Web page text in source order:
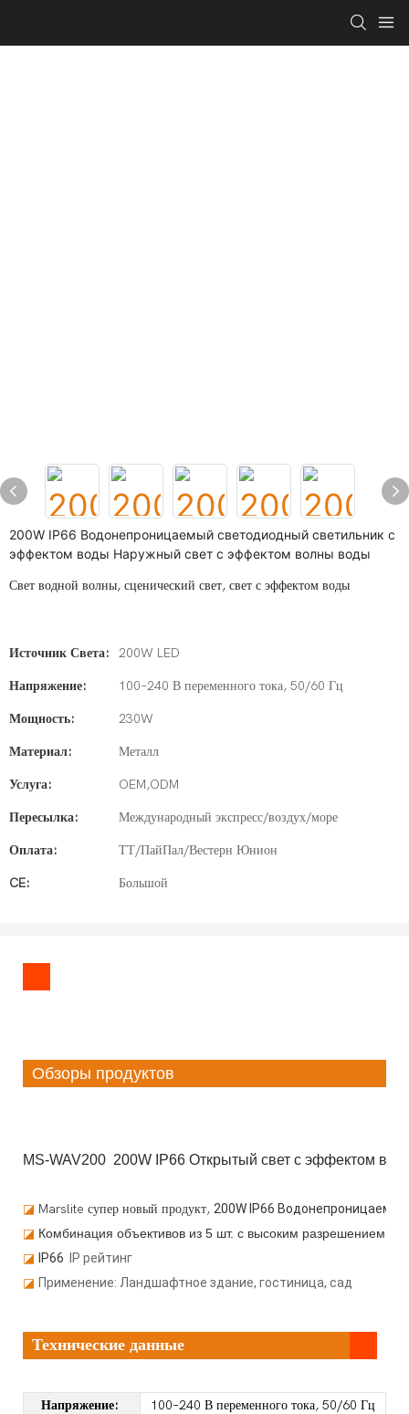
200W IP66 Водонепроницаемый светодиодный светильник с
эффектом воды Наружный свет с эффектом волны воды
Свет водной волны, сценический свет, свет с эффектом воды
Источник Света: 200W LED
Напряжение: 100–240 В переменного тока, 50/60 Гц
Мощность: 230W
Материал: Металл
Услуга: OEM,ODM
Пересылка: Международный экспресс/воздух/море
Оплата: ТТ/ПайПал/Вестерн Юнион
CE: Большой
Обзоры продуктов
MS-WAV200 200W IP66 Открытый свет с эффектом
◪ Marslite супер новый продукт, 200W IP66
◪ Комбинация объективов из 5 шт. с высоким разрешением
◪ IP66 IP рейтинг
◪ Применение: Ландшафтное здание, гостиница, сад
Технические данные
Напряжение:
100–240 В переменного тока, 50/60 Гц